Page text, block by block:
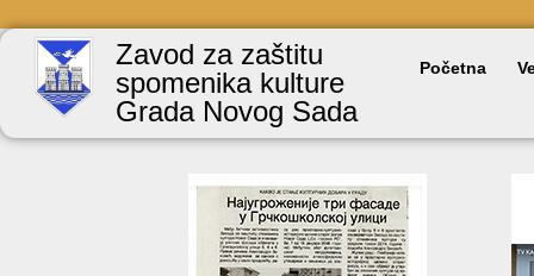
Zavod za zaštitu
spomenika kulture
Grada Novog Sada
Početna